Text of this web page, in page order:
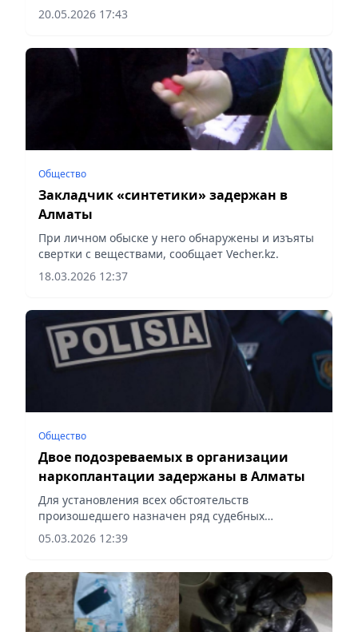
20.05.2026 17:43
Общество
Закладчик «синтетики» задержан в
Алматы
При личном обыске у него обнаружены и изъяты
свертки с веществами, сообщает Vecher.kz.
18.03.2026 12:37
Общество
Двое подозреваемых в организации
наркоплантации задержаны в Алматы
Для установления всех обстоятельств
произошедшего назначен ряд судебных
экспертиз, сообщает Vecher.kz.
05.03.2026 12:39